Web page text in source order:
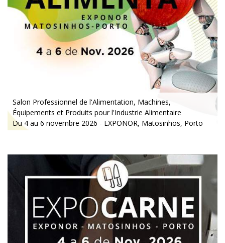
Salon Professionnel de l'Alimentation, Machines,
Équipements et Produits pour l'Industrie Alimentaire
Du 4 au 6 novembre 2026 - EXPONOR, Matosinhos, Porto
Du mercredi au vendredi, de 10h à 19h